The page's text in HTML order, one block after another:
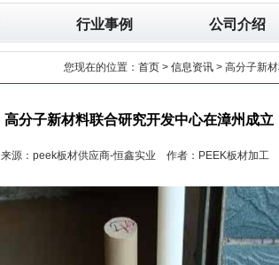
行业事例 公司介绍
您现在的位置： 首页 > 信息资讯 > 高分子新
高分子新材料联合研究开发中心在漳州成立
来源：peek板材供应商-恒鑫实业 作者：PEEK板材加工